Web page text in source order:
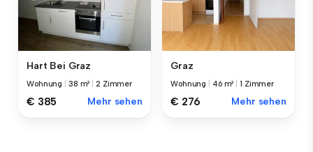
Hart Bei Graz
Wohnung 38 m² |2 Zimmer
€ 385 Mehr sehen
Graz
Wohnung 46 m² |1 Zimmer
€ 276 Mehr sehen